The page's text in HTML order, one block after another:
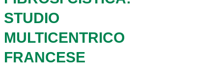
STUDIO
MULTICENTRICO
FRANCESE